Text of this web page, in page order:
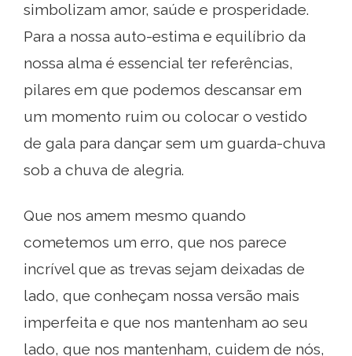
simbolizam amor, saúde e prosperidade.
Para a nossa auto-estima e equilíbrio da
nossa alma é essencial ter referências,
pilares em que podemos descansar em
um momento ruim ou colocar o vestido
de gala para dançar sem um guarda-chuva
sob a chuva de alegria.
Que nos amem mesmo quando
cometemos um erro, que nos parece
incrível que as trevas sejam deixadas de
lado, que conheçam nossa versão mais
imperfeita e que nos mantenham ao seu
lado, que nos mantenham, cuidem de nós,